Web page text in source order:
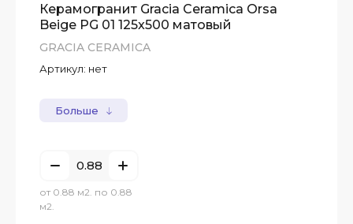
Керамогранит Gracia Ceramica Orsa
Beige PG 01 125x500 матовый
GRACIA CERAMICA
Артикул: нет
Больше
от 0.88 м2. по 0.88
м2.